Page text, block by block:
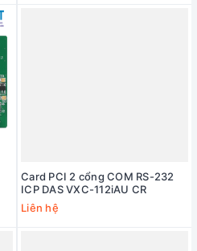
Card PCI 2 cổng COM RS-232
ICP DAS VXC-112iAU CR
Liên hệ